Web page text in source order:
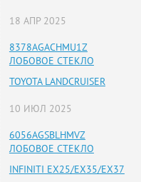
18 АПР 2025
8378AGACHMU1Z
ЛОБОВОЕ СТЕКЛО
TOYOTA LANDCRUISER
10 ИЮЛ 2025
6056AGSBLHMVZ
ЛОБОВОЕ СТЕКЛО
INFINITI EX25/EX35/EX37